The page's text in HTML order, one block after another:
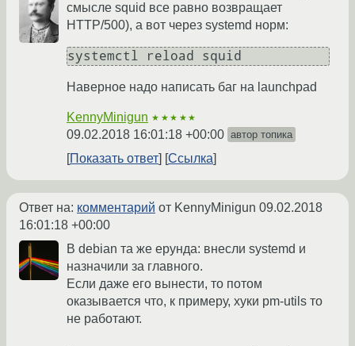
смыcле squid все равно возвращает
HTTP/500), а вот через systemd норм:
Наверное надо написать баг на launchpad
KennyMinigun ★★★★★
09.02.2018 16:01:18 +00:00 автор топика
Показать ответ Ссылка
Ответ на: комментарий от KennyMinigun 09.02.2018
16:01:18 +00:00
В debian та же ерунда: внесли systemd и
назначили за главного.
Если даже его вынести, то потом
оказывается что, к примеру, хуки pm-utils то
не работают.